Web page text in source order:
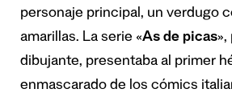
personaje principal, un verdugo
amarillas. La serie «As de picas
dibujante, presentaba al primer
enmascarado de los cómics